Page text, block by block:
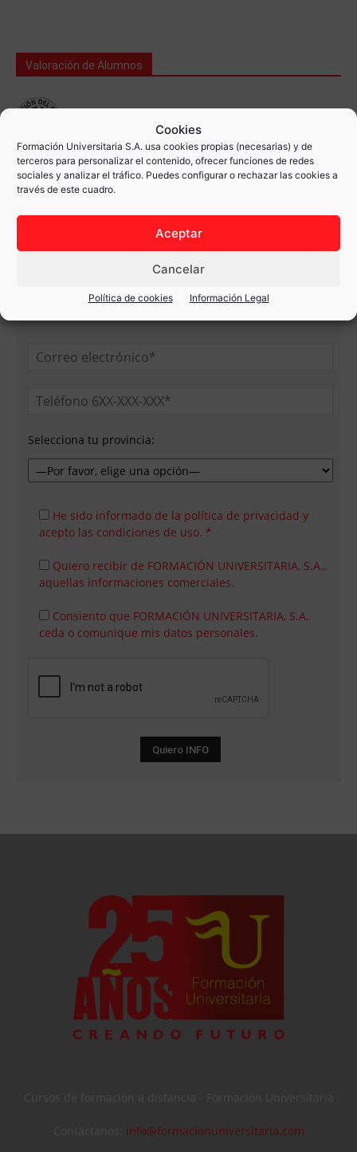
Cookies
Formación Universitaria S.A. usa cookies propias (necesarias) y de
terceros para personalizar el contenido, ofrecer funciones de redes
sociales y analizar el tráfico. Puedes configurar o rechazar las cookies a
través de este cuadro.
Aceptar
Cancelar
Política de cookies Información Legal
Valoración de Alumnos
Contacta con nosotros
¿Quieres más información?
Un orientador contactará contigo
Selecciona tu provincia:
He sido informado de la política de privacidad y
acepto las condiciones de uso. *
Quiero recibir de FORMACIÓN UNIVERSITARIA, S.A.,
aquellas informaciones comerciales.
Consiento que FORMACIÓN UNIVERSITARIA, S.A.
ceda o comunique mis datos personales.
info@formacionuniversitaria.com